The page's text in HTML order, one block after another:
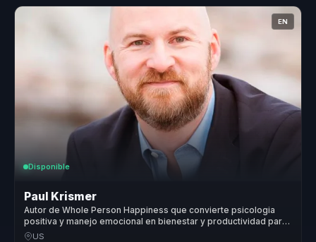
EN
Disponible
Paul Krismer
Autor de Whole Person Happiness que convierte psicologia
positiva y manejo emocional en bienestar y productividad para
lideres.
US